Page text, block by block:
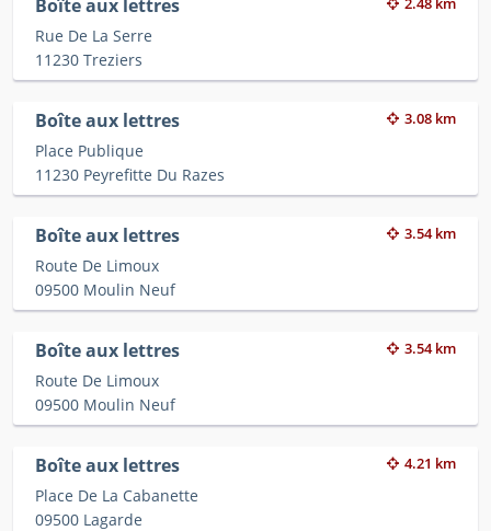
Boîte aux lettres
Rue De La Serre
11230 Treziers
Boîte aux lettres 3.08 km
Place Publique
11230 Peyrefitte Du Razes
Boîte aux lettres 3.54 km
Route De Limoux
09500 Moulin Neuf
Boîte aux lettres 3.54 km
Route De Limoux
09500 Moulin Neuf
Boîte aux lettres 4.21 km
Place De La Cabanette
09500 Lagarde